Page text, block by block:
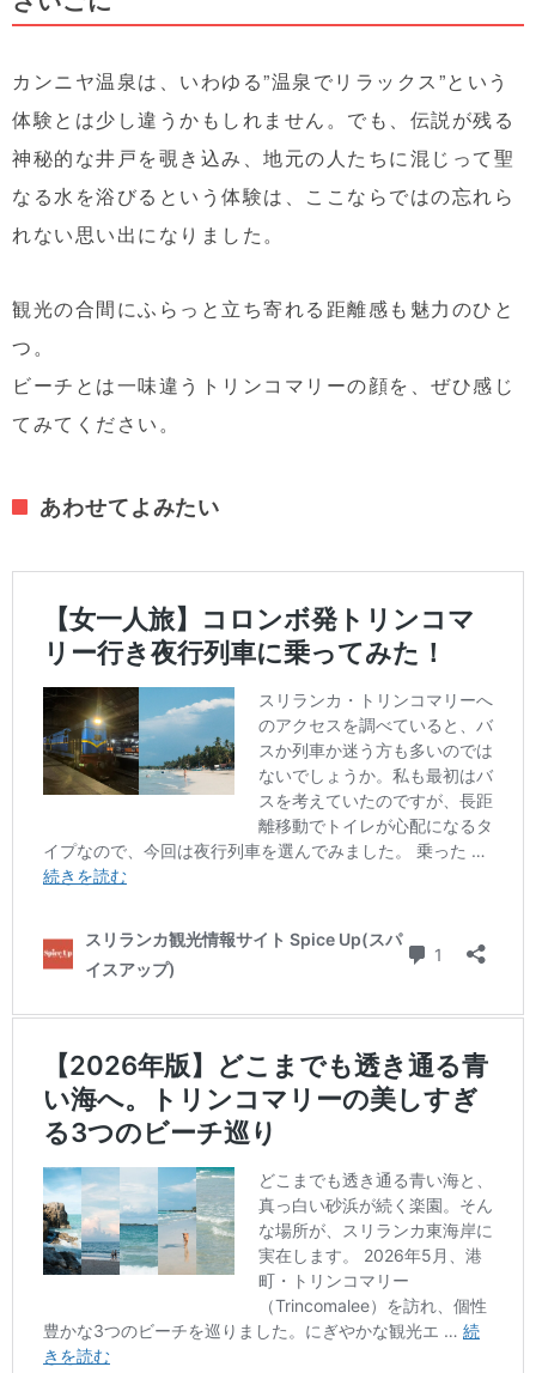
カンニヤ温泉は、いわゆる”温泉でリラックス”という
体験とは少し違うかもしれません。でも、伝説が残る
神秘的な井戸を覗き込み、地元の人たちに混じって聖
なる水を浴びるという体験は、ここならではの忘れら
れない思い出になりました。
観光の合間にふらっと立ち寄れる距離感も魅力のひと
つ。
ビーチとは一味違うトリンコマリーの顔を、ぜひ感じ
てみてください。
あわせてよみたい